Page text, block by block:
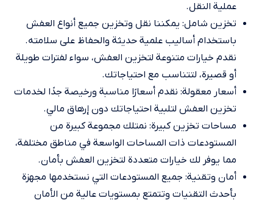
عملية النقل.
تخزين شامل: يمكننا نقل وتخزين جميع أنواع العفش
باستخدام أساليب علمية حديثة والحفاظ على سلامته.
نقدم خيارات متنوعة لتخزين العفش، سواء لفترات طويلة
أو قصيرة، لتتناسب مع احتياجاتك.
أسعار معقولة: نقدم أسعارًا مناسبة ورخيصة جدًا لخدمات
تخزين العفش لتلبية احتياجاتك دون إرهاق مالي.
مساحات تخزين كبيرة: نمتلك مجموعة كبيرة من
المستودعات ذات المساحات الواسعة في مناطق مختلفة،
مما يوفر لك خيارات متعددة لتخزين العفش بأمان.
أمان وتقنية: جميع المستودعات التي نستخدمها مجهزة
بأحدث التقنيات وتتمتع بمستويات عالية من الأمان